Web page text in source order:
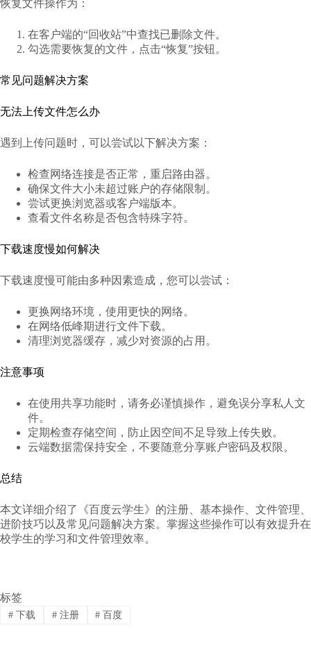
恢复文件操作为：
在客户端的“回收站”中查找已删除文件。
勾选需要恢复的文件，点击“恢复”按钮。
常见问题解决方案
无法上传文件怎么办
遇到上传问题时，可以尝试以下解决方案：
检查网络连接是否正常，重启路由器。
确保文件大小未超过账户的存储限制。
尝试更换浏览器或客户端版本。
查看文件名称是否包含特殊字符。
下载速度慢如何解决
下载速度慢可能由多种因素造成，您可以尝试：
更换网络环境，使用更快的网络。
在网络低峰期进行文件下载。
清理浏览器缓存，减少对资源的占用。
注意事项
在使用共享功能时，请务必谨慎操作，避免误分享私人文
件。
定期检查存储空间，防止因空间不足导致上传失败。
云端数据需保持安全，不要随意分享账户密码及权限。
总结
本文详细介绍了《百度云学生》的注册、基本操作、文件管理、
进阶技巧以及常见问题解决方案。掌握这些操作可以有效提升在
校学生的学习和文件管理效率。
标签
#下载 #注册 # 百度